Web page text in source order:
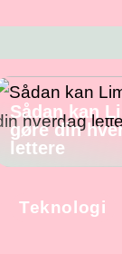
Sådan kan
gøre din
lettere
Teknologi